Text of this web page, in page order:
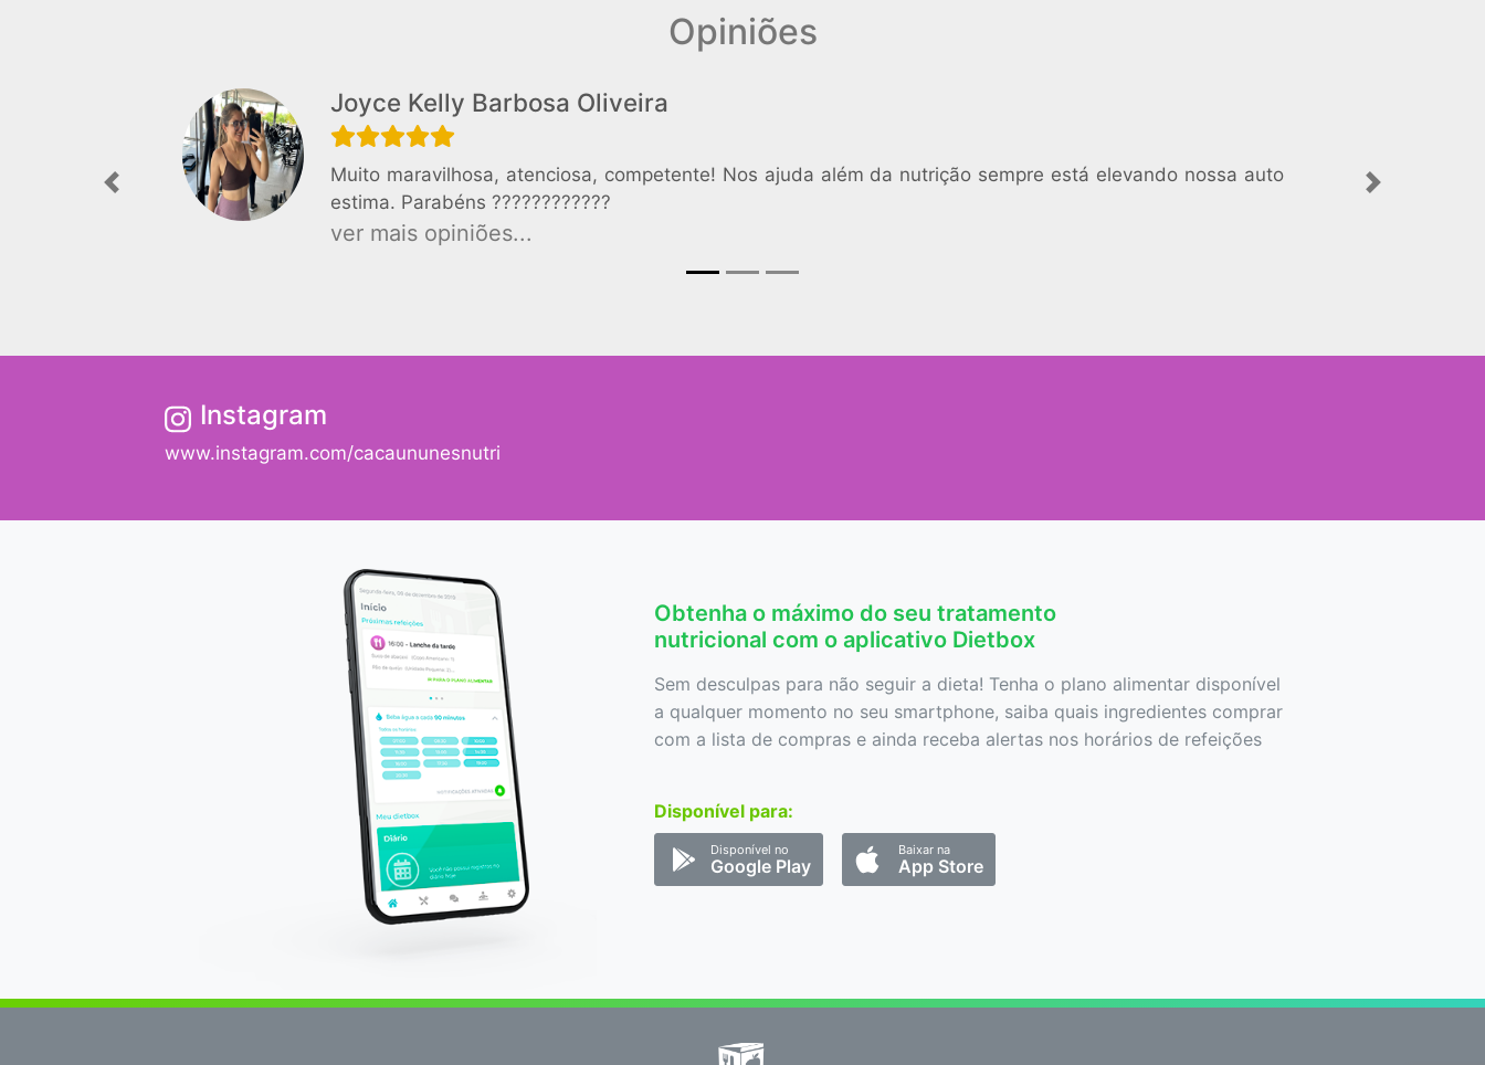
Opiniões
Joyce Kelly Barbosa Oliveira
Muito maravilhosa, atenciosa, competente! Nos ajuda além da nutrição sempre está elevando nossa auto
estima. Parabéns ????????????
ver mais opiniões...
Previous Next
Instagram
www.instagram.com/cacaununesnutri
Obtenha o máximo do seu tratamento
nutricional com o aplicativo Dietbox
Sem desculpas para não seguir a dieta! Tenha o plano alimentar disponível
a qualquer momento no seu smartphone, saiba quais ingredientes comprar
com a lista de compras e ainda receba alertas nos horários de refeições
Disponível para:
Disponível no
Google Play
Baixar na
App Store